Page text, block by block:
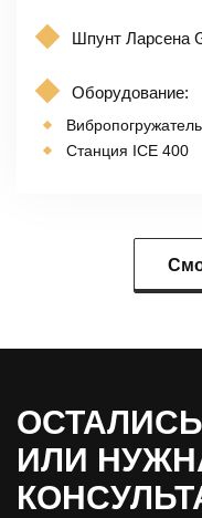
Шпунт Ларсена
Оборудование:
Станция ICE 400
ИЛИ